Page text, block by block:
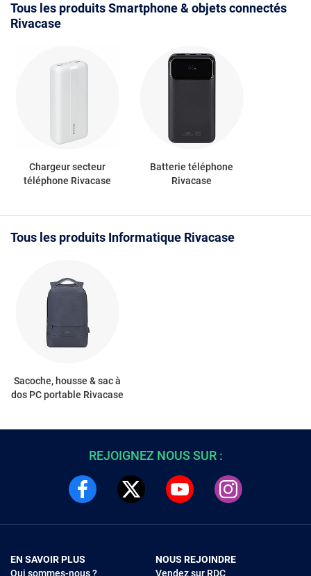
Tous les produits Smartphone & objets connectés
Rivacase
Chargeur secteur
téléphone Rivacase
Batterie téléphone
Rivacase
Tous les produits Informatique Rivacase
Sacoche, housse & sac à
dos PC portable Rivacase
REJOIGNEZ NOUS SUR :
EN SAVOIR PLUS
Qui sommes-nous ?
NOUS REJOINDRE
Vendez sur RDC